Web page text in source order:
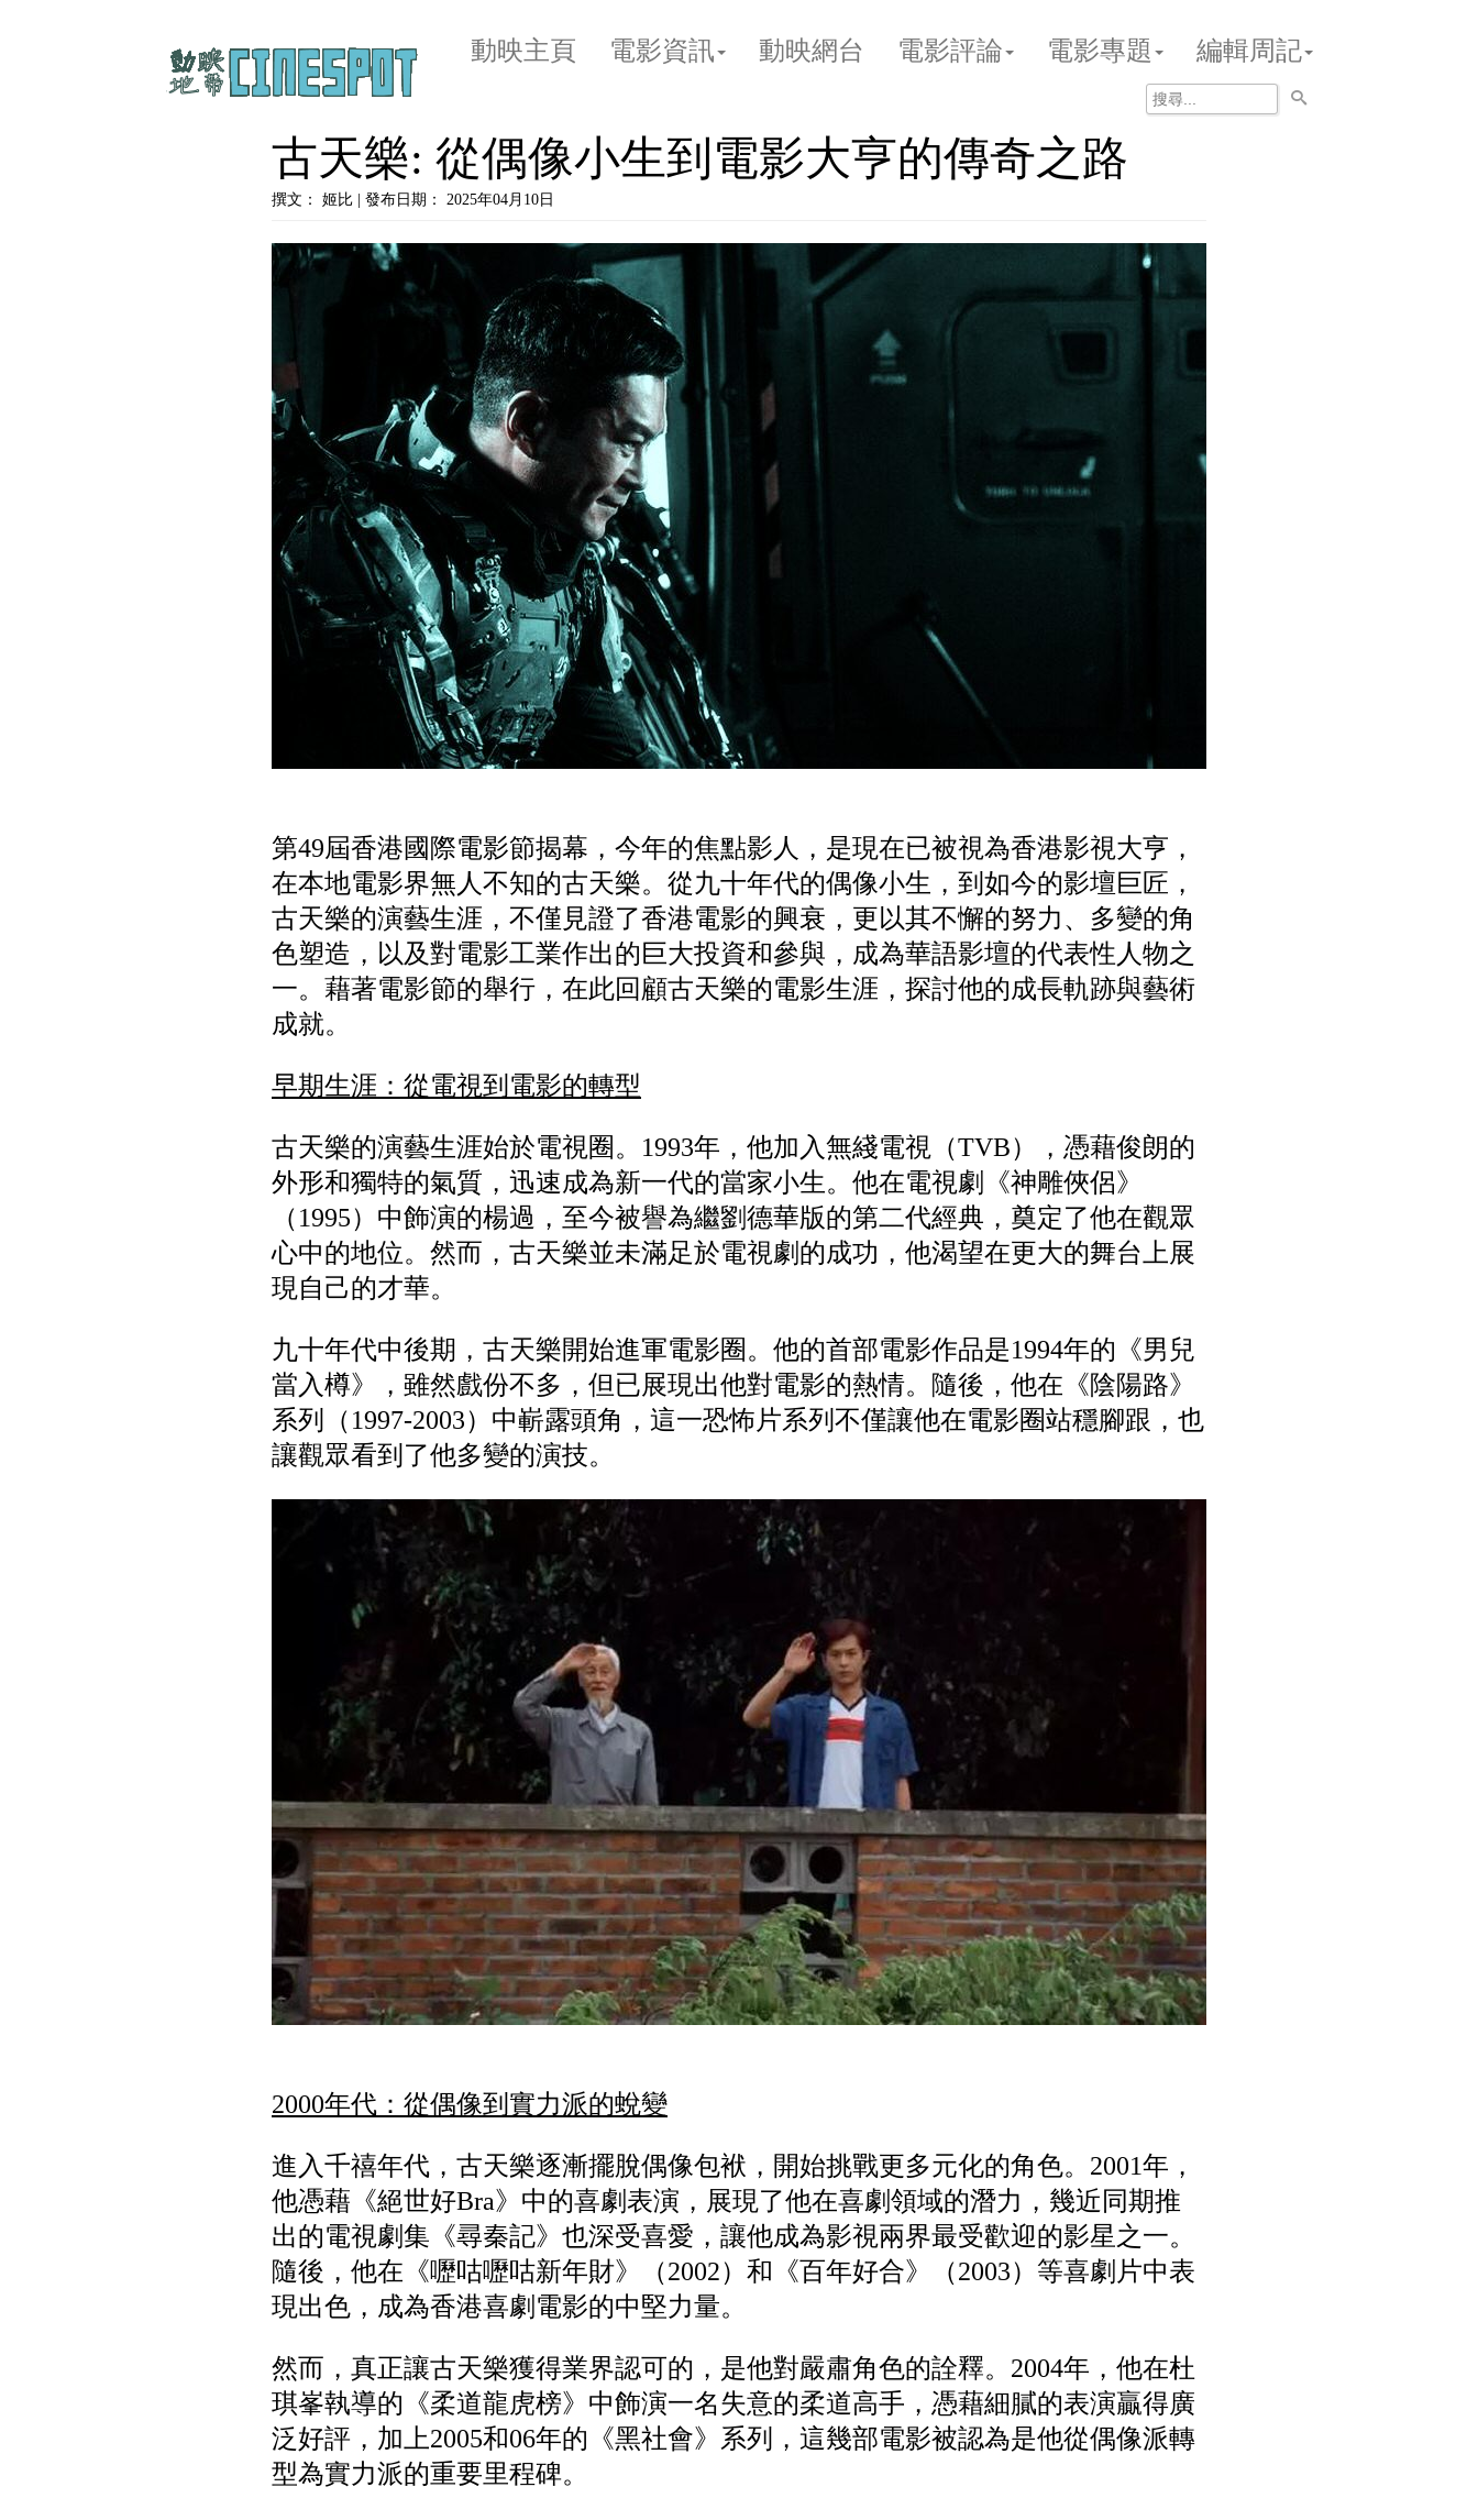
動映主頁 電影資訊 動映網台 電影評論 電影專題 編輯周記
古天樂: 從偶像小生到電影大亨的傳奇之路
撰文： 姬比 | 發布日期： 2025年04月10日
第49屆香港國際電影節揭幕，今年的焦點影人，是現在已被視為香港影視大亨，
在本地電影界無人不知的古天樂。從九十年代的偶像小生，到如今的影壇巨匠，
古天樂的演藝生涯，不僅見證了香港電影的興衰，更以其不懈的努力、多變的角
色塑造，以及對電影工業作出的巨大投資和參與，成為華語影壇的代表性人物之
一。藉著電影節的舉行，在此回顧古天樂的電影生涯，探討他的成長軌跡與藝術
成就。
早期生涯：從電視到電影的轉型
古天樂的演藝生涯始於電視圈。1993年，他加入無綫電視（TVB），憑藉俊朗的
外形和獨特的氣質，迅速成為新一代的當家小生。他在電視劇《神雕俠侶》
（1995）中飾演的楊過，至今被譽為繼劉德華版的第二代經典，奠定了他在觀眾
心中的地位。然而，古天樂並未滿足於電視劇的成功，他渴望在更大的舞台上展
現自己的才華。
九十年代中後期，古天樂開始進軍電影圈。他的首部電影作品是1994年的《男兒
當入樽》，雖然戲份不多，但已展現出他對電影的熱情。隨後，他在《陰陽路》
系列（1997-2003）中嶄露頭角，這一恐怖片系列不僅讓他在電影圈站穩腳跟，也
讓觀眾看到了他多變的演技。
2000年代：從偶像到實力派的蛻變
進入千禧年代，古天樂逐漸擺脫偶像包袱，開始挑戰更多元化的角色。2001年，
他憑藉《絕世好Bra》中的喜劇表演，展現了他在喜劇領域的潛力，幾近同期推
出的電視劇集《尋秦記》也深受喜愛，讓他成為影視兩界最受歡迎的影星之一。
隨後，他在《嚦咕嚦咕新年財》（2002）和《百年好合》（2003）等喜劇片中表
現出色，成為香港喜劇電影的中堅力量。
然而，真正讓古天樂獲得業界認可的，是他對嚴肅角色的詮釋。2004年，他在杜
琪峯執導的《柔道龍虎榜》中飾演一名失意的柔道高手，憑藉細膩的表演贏得廣
泛好評，加上2005和06年的《黑社會》系列，這幾部電影被認為是他從偶像派轉
型為實力派的重要里程碑。